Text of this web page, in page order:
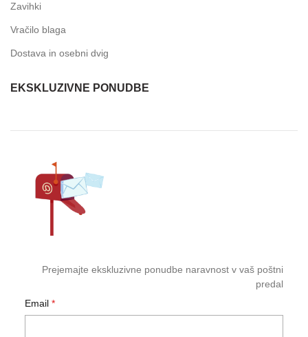
Zavihki
Vračilo blaga
Dostava in osebni dvig
EKSKLUZIVNE PONUDBE
Prejemajte ekskluzivne ponudbe naravnost v vaš poštni
predal
Email